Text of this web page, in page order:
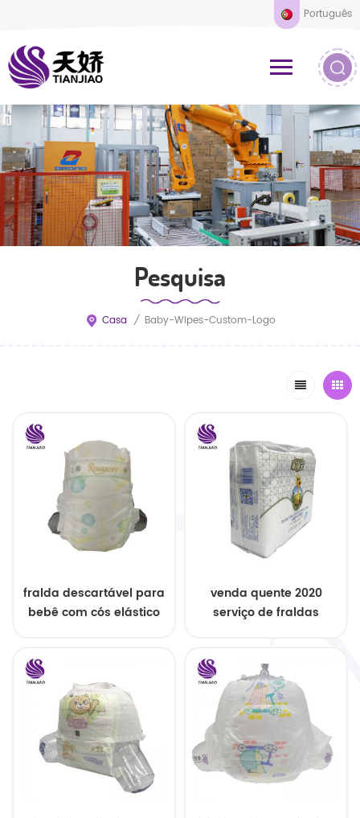
Português
Pesquisa
Casa / Baby-Wipes-Custom-Logo
fralda descartável para
bebê com cós elástico
venda quente 2020
serviço de fraldas